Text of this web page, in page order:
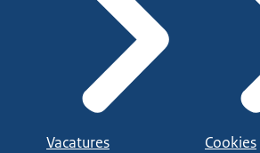
Vacatures Cookies